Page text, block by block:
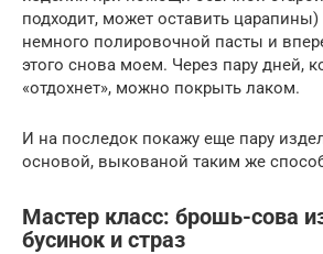
подходит, может оставить
немного полировочной пасты и
этого снова моем. Через пару дней,
«отдохнет», можно покрыть лаком.
И на последок покажу еще пару
основой, выкованой таким же
Мастер класс: брошь-сова
бусинок и страз